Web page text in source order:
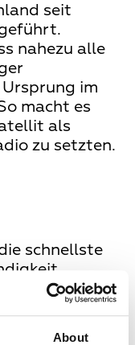
About
seit
nahezu alle
im
macht es
als
zu setzten.
schnellste
für
Dienste